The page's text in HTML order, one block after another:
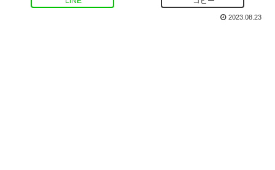
2023.08.23